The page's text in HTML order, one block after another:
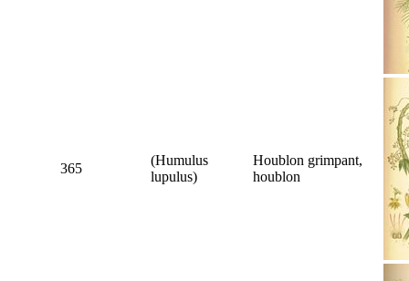
365
(Humulus
lupulus)
Houblon grimpant,
houblon